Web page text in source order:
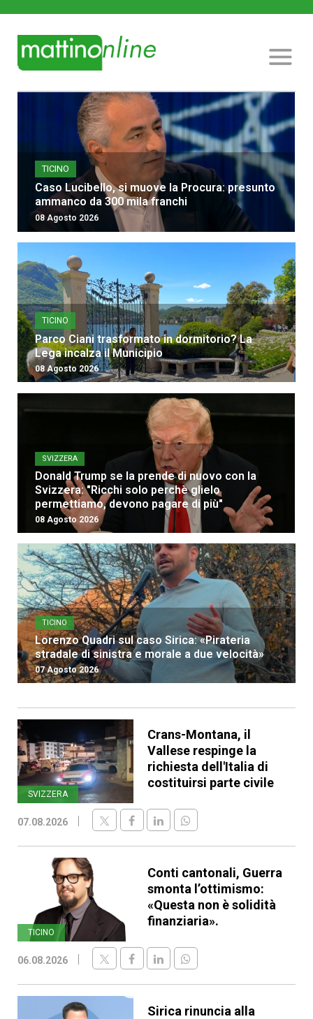
TICINO
Caso Lucibello, si muove la Procura: presunto
ammanco da 300 mila franchi
08 Agosto 2026
TICINO
Parco Ciani trasformato in dormitorio? La
Lega incalza il Municipio
08 Agosto 2026
SVIZZERA
Donald Trump se la prende di nuovo con la
Svizzera: "Ricchi solo perchè glielo
permettiamo, devono pagare di più"
08 Agosto 2026
TICINO
Lorenzo Quadri sul caso Sirica: «Pirateria
stradale di sinistra e morale a due velocità»
07 Agosto 2026
SVIZZERA
Crans-Montana, il
Vallese respinge la
richiesta dell'Italia di
costituirsi parte civile
07.08.2026
TICINO
Conti cantonali, Guerra
smonta l’ottimismo:
«Questa non è solidità
finanziaria».
06.08.2026
Sirica rinuncia alla